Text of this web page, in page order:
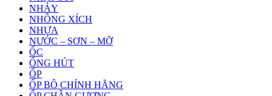
NHÁY
NHÔNG XÍCH
NHỰA
NƯỚC – SƠN – MỠ
ỐC
ỐNG HÚT
ỐP
ỐP BÔ CHÍNH HÃNG